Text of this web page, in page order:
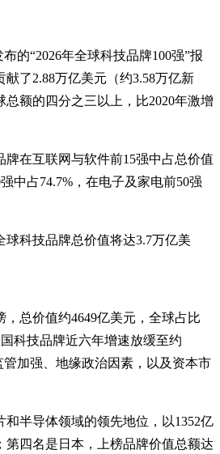
布的“2026年全球科技品牌100强”报
了2.88万亿美元（约3.58万亿新
总额的四分之三以上，比2020年激增
牌在互联网与软件前15强中占总价值
中占74.7%，在电子及家电前50强
球科技品牌总价值将达3.7万亿美
，总价值约4649亿美元，全球占比
科技品牌近六年增速放缓至约
管加强、地缘政治因素，以及资本市
和半导体领域的领先地位，以1352亿
第四名是日本，上榜品牌价值总额达